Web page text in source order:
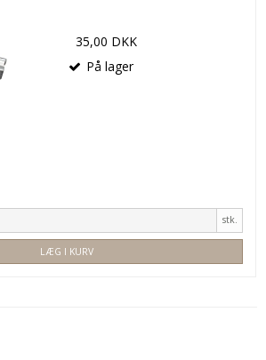
35,00 DKK
På lager
stk.
LÆG I KURV